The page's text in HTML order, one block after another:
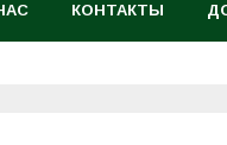
КОНТАКТЫ